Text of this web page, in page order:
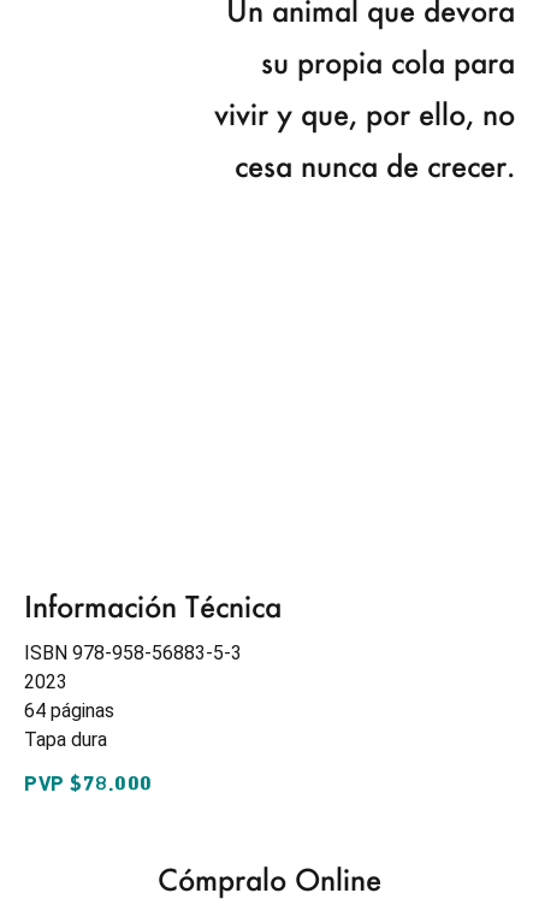
Un animal que devora
su propia cola para
vivir y que, por ello, no
cesa nunca de crecer.
Información Técnica
ISBN 978-958-56883-5-3
2023
64 páginas
Tapa dura
PVP $78.000
Cómpralo Online